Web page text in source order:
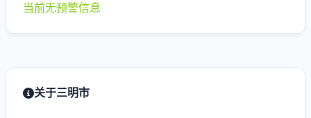
当前无预警信息
关于三明市